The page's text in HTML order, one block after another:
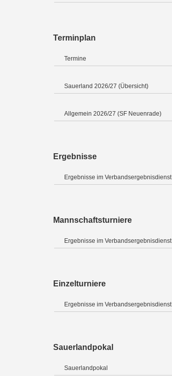
Terminplan
Termine
Sauerland 2026/27 (Übersicht)
Allgemein 2026/27 (SF Neuenrade)
Ergebnisse
Ergebnisse im Verbandsergebnisdienst
Mannschaftsturniere
Ergebnisse im Verbandsergebnisdienst
Einzelturniere
Ergebnisse im Verbandsergebnisdienst
Sauerlandpokal
Sauerlandpokal